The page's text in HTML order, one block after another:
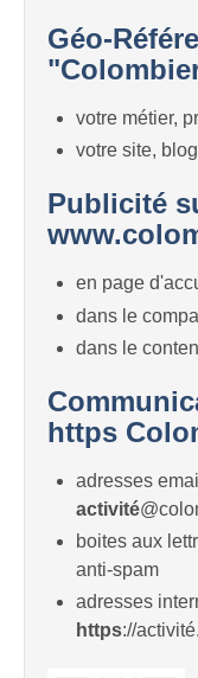
Géo-
votre métier,
votre site,
Publicité
en page
dans le
dans le
https
adresses
activité
boites aux
anti-spam
adresses
https://